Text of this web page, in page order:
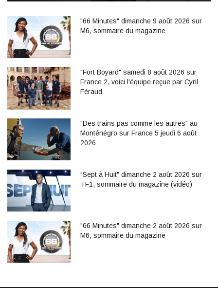
"66 Minutes" dimanche 9 août 2026 sur
M6, sommaire du magazine
"Fort Boyard" samedi 8 août 2026 sur
France 2, voici l'équipe reçue par Cyril
Féraud
"Des trains pas comme les autres" au
Monténégro sur France 5 jeudi 6 août
2026
"Sept à Huit" dimanche 2 août 2026 sur
TF1, sommaire du magazine (vidéo)
"66 Minutes" dimanche 2 août 2026 sur
M6, sommaire du magazine